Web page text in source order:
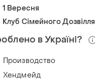
1 Вересня
Клуб Сімейного Дозвілля
в Україні?
Производство
Хендмейд